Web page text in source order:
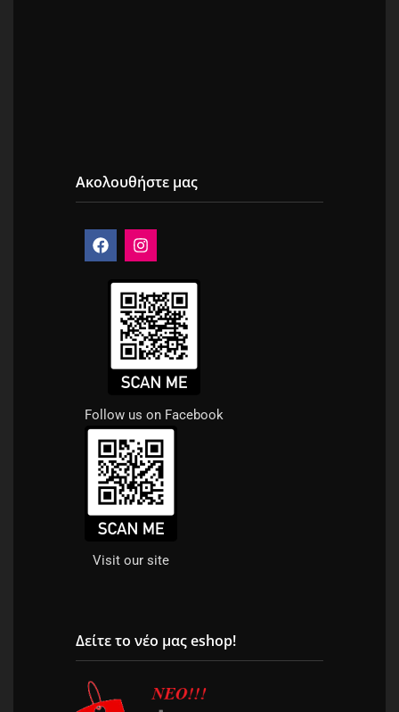
Ακολουθήστε μας
Follow us on Facebook
Visit our site
Δείτε το νέο μας eshop!